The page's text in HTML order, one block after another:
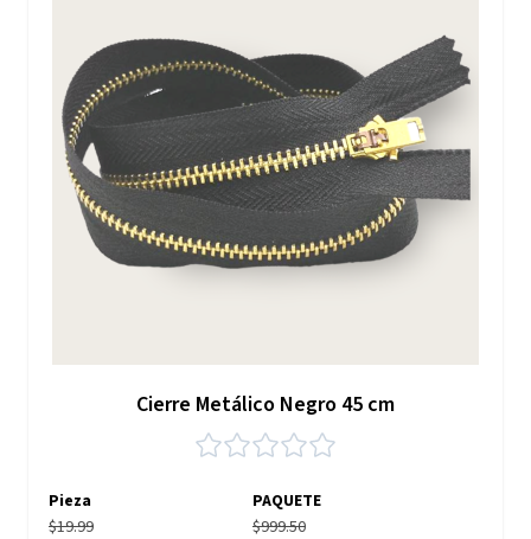
Cierre Metálico Negro 45 cm
Pieza
PAQUETE
$19.99
$999.50